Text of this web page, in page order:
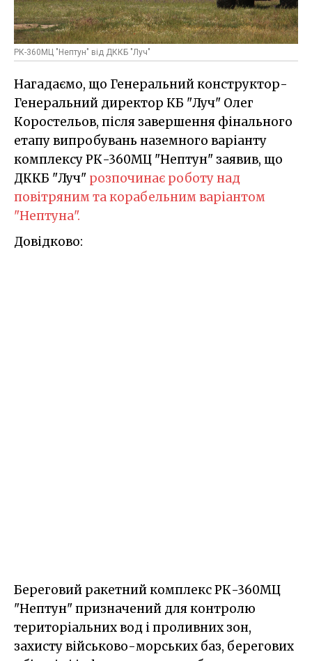
РК-360МЦ "Нептун" від ДККБ "Луч"
Нагадаємо, що Генеральний конструктор-
Генеральний директор КБ "Луч" Олег
Коростельов, після завершення фінального
етапу випробувань наземного варіанту
комплексу РК-360МЦ "Нептун" заявив, що
ДККБ "Луч" розпочинає роботу над
повітряним та корабельним варіантом
"Нептуна".
Довідково:
Береговий ракетний комплекс РК-360МЦ
"Нептун" призначений для контролю
територіальних вод і проливних зон,
захисту військово-морських баз, берегових